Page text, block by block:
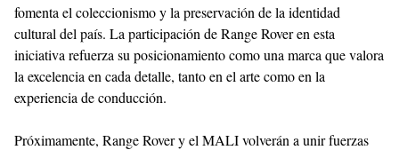
fomenta el coleccionismo y la preservación de la identidad
cultural del país. La participación de Range Rover en esta
iniciativa refuerza su posicionamiento como una marca que valora
la excelencia en cada detalle, tanto en el arte como en la
experiencia de conducción.
Próximamente, Range Rover y el MALI volverán a unir fuerzas